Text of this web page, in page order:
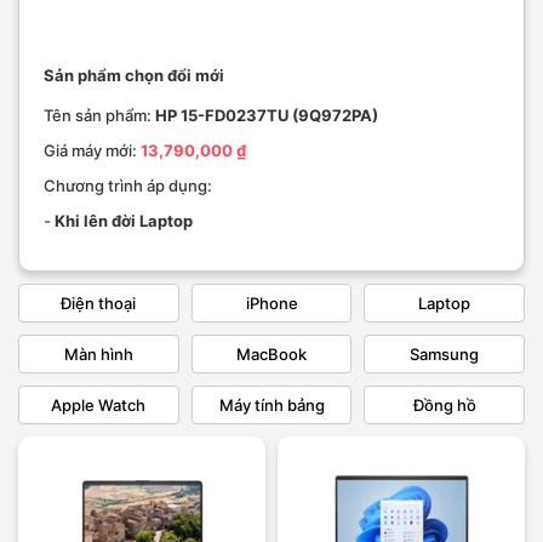
Sản phẩm chọn đổi mới
Tên sản phẩm: HP 15-FD0237TU (9Q972PA)
Giá máy mới: 13,790,000 ₫
Chương trình áp dụng:
- Khi lên đời Laptop
Điện thoại iPhone Laptop
Màn hình MacBook Samsung
Apple Watch Máy tính bảng Đồng hồ